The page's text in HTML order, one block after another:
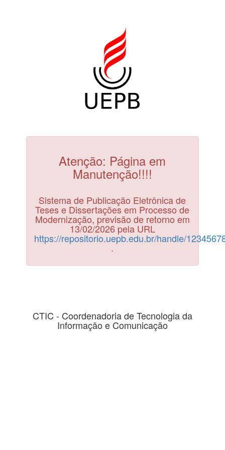
Atenção: Página em
Manutenção!!!!
Sistema de Publicação Eletrônica de
Teses e Dissertações em Processo de
Modernização, previsão de retorno em
13/02/2026 pela URL
https://repositorio.uepb.edu.br/handle/
.
CTIC - Coordenadoria de Tecnologia da
Informação e Comunicação